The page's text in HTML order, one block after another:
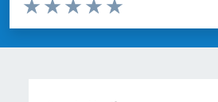
Domanda
Valuta 5 stelle su 5
Valuta 4 stelle su 5
Valuta 3 stelle su 5
Valuta 2 stelle su 5
Valuta 1 stelle su 5